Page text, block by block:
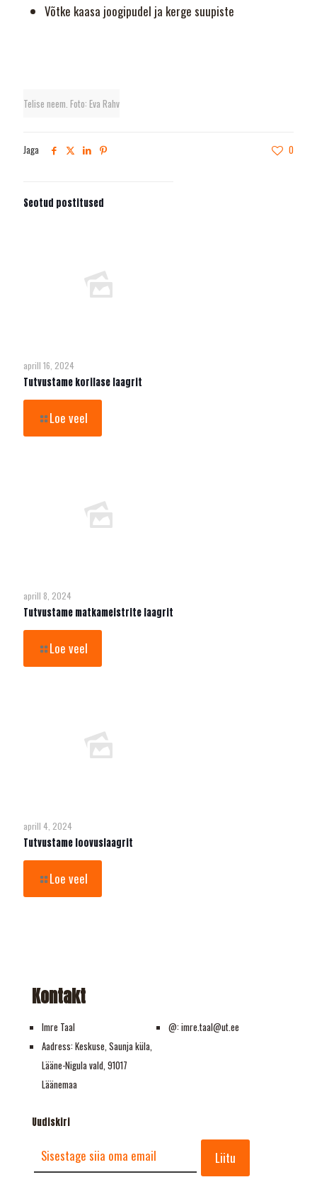
Võtke kaasa joogipudel ja kerge suupiste
Telise neem. Foto: Eva Rahv
Jaga 0
Seotud postitused
aprill 16, 2024
Tutvustame korilase laagrit
Loe veel
aprill 8, 2024
Tutvustame matkameistrite laagrit
Loe veel
aprill 4, 2024
Tutvustame loovuslaagrit
Loe veel
Kontakt
Imre Taal
Aadress: Keskuse, Saunja küla,
Lääne-Nigula vald, 91017
Läänemaa
@: imre.taal@ut.ee
Uudiskiri